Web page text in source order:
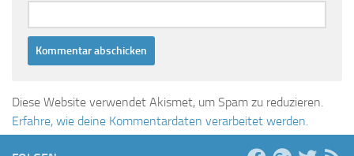
Diese Website verwendet Akismet, um Spam zu reduzieren.
Erfahre, wie deine Kommentardaten verarbeitet werden.